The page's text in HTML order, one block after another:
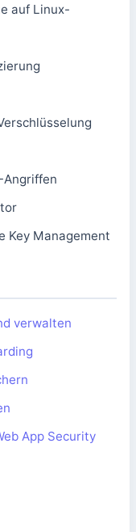
auf Linux-
Angriffen
Key Management
verwalten
App Security